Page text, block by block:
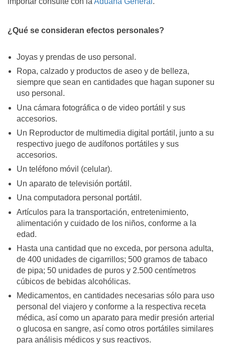
¿Qué se consideran efectos personales?
Joyas y prendas de uso personal.
Ropa, calzado y productos de aseo y de belleza,
siempre que sean en cantidades que hagan suponer su
uso personal.
Una cámara fotográfica o de video portátil y sus
accesorios.
Un Reproductor de multimedia digital portátil, junto a su
respectivo juego de audífonos portátiles y sus
accesorios.
Un teléfono móvil (celular).
Un aparato de televisión portátil.
Una computadora personal portátil.
Artículos para la transportación, entretenimiento,
alimentación y cuidado de los niños, conforme a la
edad.
Hasta una cantidad que no exceda, por persona adulta,
de 400 unidades de cigarrillos; 500 gramos de tabaco
de pipa; 50 unidades de puros y 2.500 centímetros
cúbicos de bebidas alcohólicas.
Medicamentos, en cantidades necesarias sólo para uso
personal del viajero y conforme a la respectiva receta
médica, así como un aparato para medir presión arterial
o glucosa en sangre, así como otros portátiles similares
para análisis médicos y sus reactivos.